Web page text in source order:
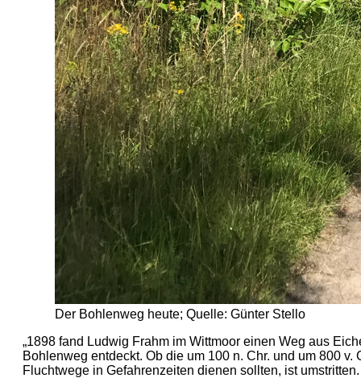
Der Bohlenweg heute; Quelle: Günter Stello
„1898 fand Ludwig Frahm im Wittmoor einen Weg aus
Bohlenweg entdeckt. Ob die um 100 n. Chr. und um 800
Fluchtwege in Gefahrenzeiten dienen sollten, ist umstritten.